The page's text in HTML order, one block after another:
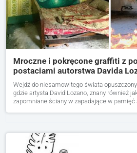
Mroczne i pokręcone graffiti z
postaciami autorstwa Davida
Wejdź do niesamowitego świata
gdzie artysta David Lozano, znany również
zapomniane ściany w zapadające w pamięć